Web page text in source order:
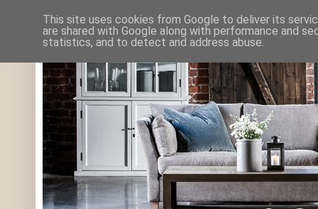
This site uses cookies from Google to deliver its
are shared with Google along with performance and
statistics, and to detect and address abuse.